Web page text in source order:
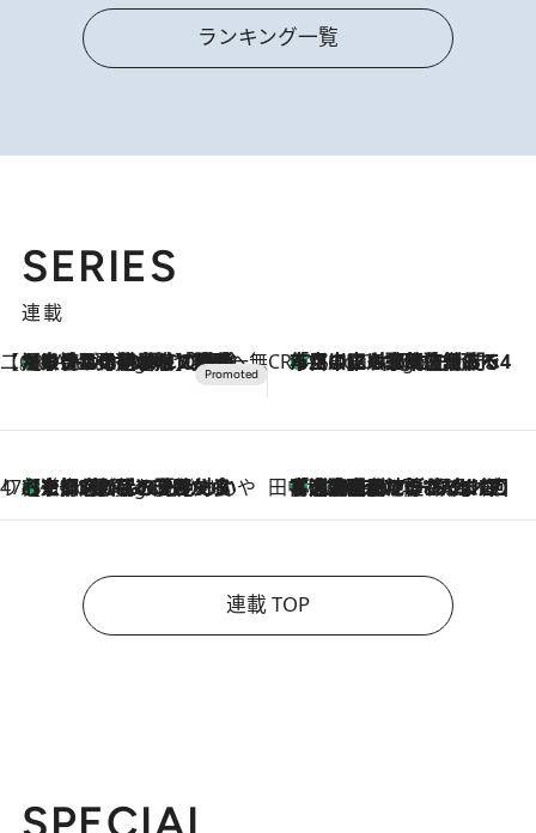
ランキング一覧
SERIES
連載
【CREA×星野リゾート】唯一無二。癒しと発見が待つ場所へ
5 Hours Ago
【トンボの足水浴】ヒノキの香りに包まれて涼感マックス！約13℃の湧水かけ流しを避暑地「星野温泉 トンボの湯」で体験 CREA'S CHOICE
7 Hours Ago
「立川にも歌舞伎があるんだよ」 片岡仁左衛門・市川中車ら豪華座組みで4年目の立川立飛歌舞伎へ
47都道府県の手みやげ ひんやりスイーツで夏を満喫
7 Hours Ago
【京都府】この夏絶対食べたい 冷やしておいしいおやつ3選 ひと口目から心を掴む新緑のテリーヌ 田中稲の勝手に再ブーム
2026.8.7
「湘南乃風に憧れて」観客大盛上がりの“タオル回し”に、ラッパー顔負けの高速歌唱まで…さだまさし（74）のアグレッシブすぎる現在地
連載 TOP